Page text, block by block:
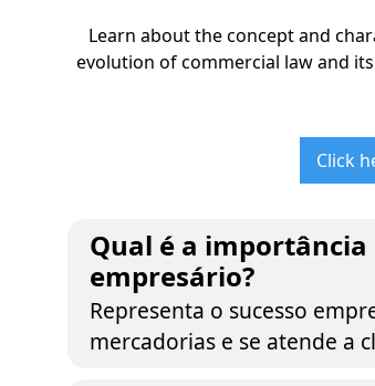
Learn about the concept and
evolution of commercial law and
Click
Qual é a
empresário?
Representa o sucesso
mercadorias e se atende a